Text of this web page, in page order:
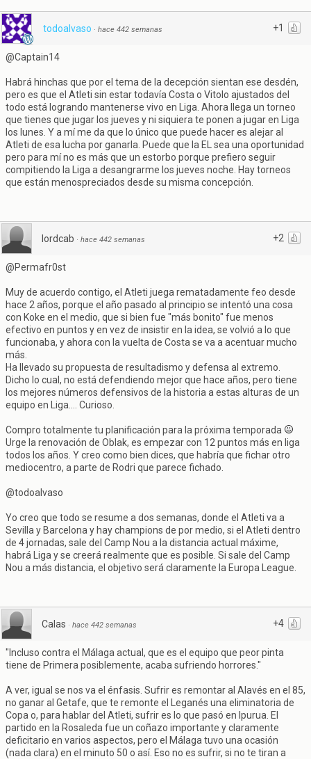
+1
todoalvaso · hace 442 semanas
@Captain14
Habrá hinchas que por el tema de la decepción sientan ese desdén,
pero es que el Atleti sin estar todavía Costa o Vitolo ajustados del
todo está logrando mantenerse vivo en Liga. Ahora llega un torneo
que tienes que jugar los jueves y ni siquiera te ponen a jugar en Liga
los lunes. Y a mí me da que lo único que puede hacer es alejar al
Atleti de esa lucha por ganarla. Puede que la EL sea una oportunidad
pero para mí no es más que un estorbo porque prefiero seguir
compitiendo la Liga a desangrarme los jueves noche. Hay torneos
que están menospreciados desde su misma concepción.
+2
lordcab · hace 442 semanas
@Permafr0st
Muy de acuerdo contigo, el Atleti juega rematadamente feo desde
hace 2 años, porque el año pasado al principio se intentó una cosa
con Koke en el medio, que si bien fue "más bonito" fue menos
efectivo en puntos y en vez de insistir en la idea, se volvió a lo que
funcionaba, y ahora con la vuelta de Costa se va a acentuar mucho
más.
Ha llevado su propuesta de resultadismo y defensa al extremo.
Dicho lo cual, no está defendiendo mejor que hace años, pero tiene
los mejores números defensivos de la historia a estas alturas de un
equipo en Liga.... Curioso.
Compro totalmente tu planificación para la próxima temporada
Urge la renovación de Oblak, es empezar con 12 puntos más en liga
todos los años. Y creo como bien dices, que habría que fichar otro
mediocentro, a parte de Rodri que parece fichado.
@todoalvaso
Yo creo que todo se resume a dos semanas, donde el Atleti va a
Sevilla y Barcelona y hay champions de por medio, si el Atleti dentro
de 4 jornadas, sale del Camp Nou a la distancia actual máxime,
habrá Liga y se creerá realmente que es posible. Si sale del Camp
Nou a más distancia, el objetivo será claramente la Europa League.
+4
Calas · hace 442 semanas
"Incluso contra el Málaga actual, que es el equipo que peor pinta
tiene de Primera posiblemente, acaba sufriendo horrores."
A ver, igual se nos va el énfasis. Sufrir es remontar al Alavés en el 85,
no ganar al Getafe, que te remonte el Leganés una eliminatoria de
Copa o, para hablar del Atleti, sufrir es lo que pasó en Ipurua. El
partido en la Rosaleda fue un coñazo importante y claramente
deficitario en varios aspectos, pero el Málaga tuvo una ocasión
(nada clara) en el minuto 50 o así. Eso no es sufrir, si no te tiran a